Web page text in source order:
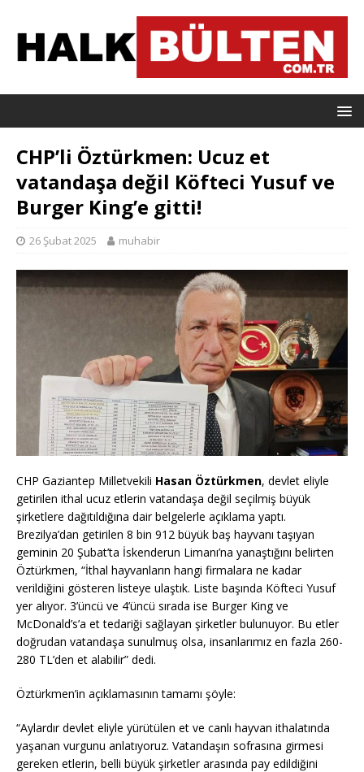
CHP’li Öztürkmen: Ucuz et
vatandaşa değil Köfteci Yusuf ve
Burger King’e gitti!
26 Şubat 2025 muhabir
CHP Gaziantep Milletvekili Hasan Öztürkmen, devlet eliyle
getirilen ithal ucuz etlerin vatandaşa değil seçilmiş büyük
şirketlere dağıtıldığına dair belgelerle açıklama yaptı.
Brezilya’dan getirilen 8 bin 912 büyük baş hayvanı taşıyan
geminin 20 Şubat’ta İskenderun Limanı’na yanaştığını belirten
Öztürkmen, “İthal hayvanların hangi firmalara ne kadar
verildiğini gösteren listeye ulaştık. Liste başında Köfteci Yusuf
yer alıyor. 3’üncü ve 4’üncü sırada ise Burger King ve
McDonald’s’a et tedariği sağlayan şirketler bulunuyor. Bu etler
doğrudan vatandaşa sunulmuş olsa, insanlarımız en fazla 260-
280 TL’den et alabilir” dedi.
Öztürkmen’in açıklamasının tamamı şöyle:
“Aylardır devlet eliyle yürütülen et ve canlı hayvan ithalatında
yaşanan vurgunu anlatıyoruz. Vatandaşın sofrasına girmesi
gereken etlerin, belli büyük şirketler arasında pay edildiğini